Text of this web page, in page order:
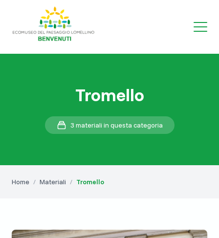
Tromello
3 materiali in questa categoria
Home / Materiali / Tromello